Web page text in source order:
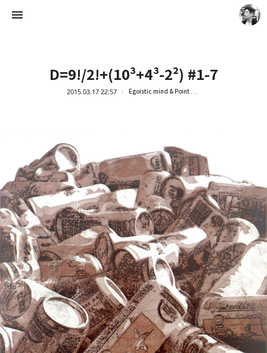
D=9!/2!+(10³+4³-2²) #1-7
2015.03.17 22:57 Egoistic mind & Point of view
옥진화